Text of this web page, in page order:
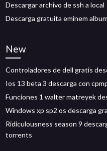
Descargar archivo de ssh a local
Descarga gratuita eminem
New
Controladores de dell gratis
Ios 13 beta 3 descarga con
Funciones 1 walter matreyek
Windows xp sp2 os descarga
Ridiculousness season 9
torrents